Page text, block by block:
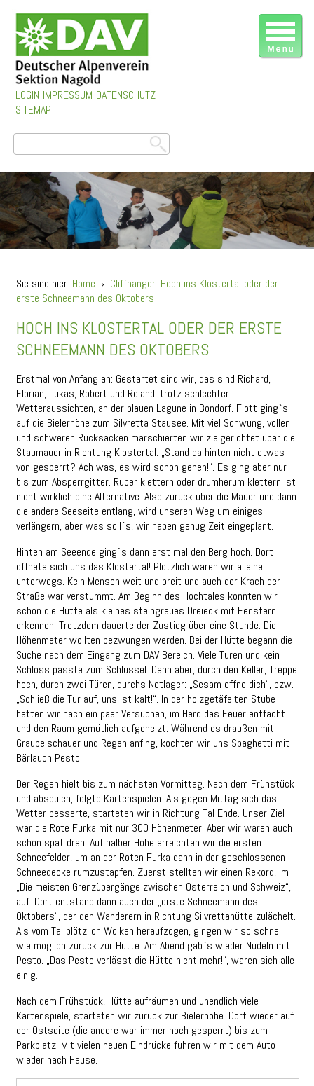
LOGIN IMPRESSUM DATENSCHUTZ
SITEMAP
Sie sind hier: Home › Cliffhänger: Hoch ins Klostertal oder der
erste Schneemann des Oktobers
HOCH INS KLOSTERTAL ODER DER ERSTE
SCHNEEMANN DES OKTOBERS
Erstmal von Anfang an: Gestartet sind wir, das sind Richard,
Florian, Lukas, Robert und Roland, trotz schlechter
Wetteraussichten, an der blauen Lagune in Bondorf. Flott ging`s
auf die Bielerhöhe zum Silvretta Stausee. Mit viel Schwung, vollen
und schweren Rucksäcken marschierten wir zielgerichtet über die
Staumauer in Richtung Klostertal. „Stand da hinten nicht etwas
von gesperrt? Ach was, es wird schon gehen!“. Es ging aber nur
bis zum Absperrgitter. Rüber klettern oder drumherum klettern ist
nicht wirklich eine Alternative. Also zurück über die Mauer und dann
die andere Seeseite entlang, wird unseren Weg um einiges
verlängern, aber was soll´s, wir haben genug Zeit eingeplant.
Hinten am Seeende ging`s dann erst mal den Berg hoch. Dort
öffnete sich uns das Klostertal! Plötzlich waren wir alleine
unterwegs. Kein Mensch weit und breit und auch der Krach der
Straße war verstummt. Am Beginn des Hochtales konnten wir
schon die Hütte als kleines steingraues Dreieck mit Fenstern
erkennen. Trotzdem dauerte der Zustieg über eine Stunde. Die
Höhenmeter wollten bezwungen werden. Bei der Hütte begann die
Suche nach dem Eingang zum DAV Bereich. Viele Türen und kein
Schloss passte zum Schlüssel. Dann aber, durch den Keller, Treppe
hoch, durch zwei Türen, durchs Notlager: „Sesam öffne dich“, bzw.
„Schließ die Tür auf, uns ist kalt!“. In der holzgetäfelten Stube
hatten wir nach ein paar Versuchen, im Herd das Feuer entfacht
und den Raum gemütlich aufgeheizt. Während es draußen mit
Graupelschauer und Regen anfing, kochten wir uns Spaghetti mit
Bärlauch Pesto.
Der Regen hielt bis zum nächsten Vormittag. Nach dem Frühstück
und abspülen, folgte Kartenspielen. Als gegen Mittag sich das
Wetter besserte, starteten wir in Richtung Tal Ende. Unser Ziel
war die Rote Furka mit nur 300 Höhenmeter. Aber wir waren auch
schon spät dran. Auf halber Höhe erreichten wir die ersten
Schneefelder, um an der Roten Furka dann in der geschlossenen
Schneedecke rumzustapfen. Zuerst stellten wir einen Rekord, im
„Die meisten Grenzübergänge zwischen Österreich und Schweiz“,
auf. Dort entstand dann auch der „erste Schneemann des
Oktobers“, der den Wanderern in Richtung Silvrettahütte zulächelt.
Als vom Tal plötzlich Wolken heraufzogen, gingen wir so schnell
wie möglich zurück zur Hütte. Am Abend gab`s wieder Nudeln mit
Pesto. „Das Pesto verlässt die Hütte nicht mehr!“, waren sich alle
einig.
Nach dem Frühstück, Hütte aufräumen und unendlich viele
Kartenspiele, starteten wir zurück zur Bielerhöhe. Dort wieder auf
der Ostseite (die andere war immer noch gesperrt) bis zum
Parkplatz. Mit vielen neuen Eindrücke fuhren wir mit dem Auto
wieder nach Hause.